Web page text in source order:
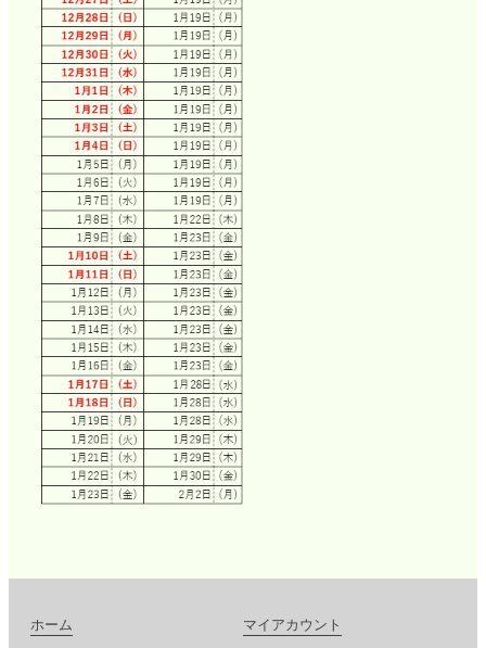
ホーム マイアカウント